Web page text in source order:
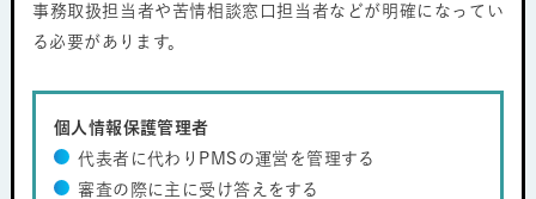
事務取扱担当者や苦情相談窓口担当者などが明確になってい
る必要があります。
個人情報保護管理者
代表者に代わりPMSの運営を管理する
審査の際に主に受け答えをする